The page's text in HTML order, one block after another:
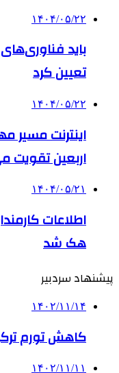
۱۴۰۴/۰۵/۲۲
باید
تعیین کرد
۱۴۰۴/۰۵/۲۲
اینترنت مسیر
اربعین
۱۴۰۴/۰۵/۲۱
اطلاعات
هک شد
پیشنهاد سردبیر
۱۴۰۲/۱۱/۱۴
کاهش تورم ترکیه رکورد
۱۴۰۲/۱۱/۱۱